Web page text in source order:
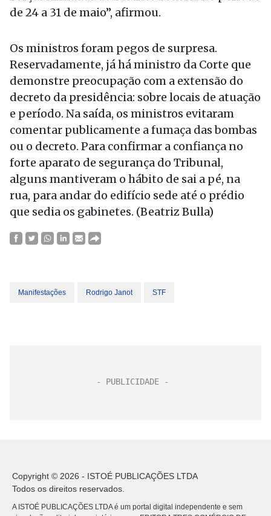
de 24 a 31 de maio”, afirmou.
Os ministros foram pegos de surpresa.
Reservadamente, já há ministro da Corte que
demonstre preocupação com a extensão do
decreto da presidência: sobre locais de atuação
e período. Na saída, os ministros evitaram
comentar publicamente a fumaça das bombas
ou o decreto. Para confirmar a confiança no
forte aparato de segurança do Tribunal,
alguns mantiveram o hábito de sai a pé, na
rua, para andar do edifício sede até o prédio
que sedia os gabinetes. (Beatriz Bulla)
Manifestações Rodrigo Janot STF
Copyright © 2026 - ISTOÉ PUBLICAÇÕES LTDA
Todos os direitos reservados.
A ISTOÉ PUBLICAÇÕES LTDA é um portal digital independente e sem